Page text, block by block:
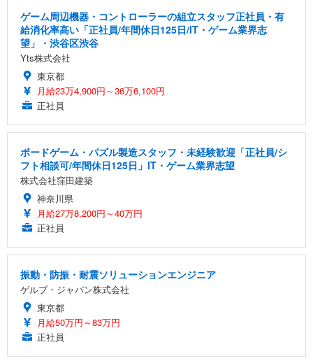
ゲーム周辺機器・コントローラーの組立スタッフ正社員・有
給消化率高い「正社員/年間休日125日/IT・ゲーム業界志
望」・渋谷区渋谷
Yts株式会社
東京都
月給23万4,900円～36万6,100円
正社員
ボードゲーム・パズル製造スタッフ・未経験歓迎「正社員/シ
フト相談可/年間休日125日」IT・ゲーム業界志望
株式会社窪田建築
神奈川県
月給27万8,200円～40万円
正社員
振動・防振・耐震ソリューションエンジニア
ゲルブ・ジャパン株式会社
東京都
月給50万円～83万円
正社員